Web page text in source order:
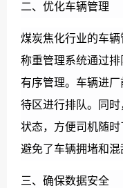
二、优化车辆管理
煤炭焦化行业的车
称重管理系统通过
有序管理。车辆进
待区进行排队。同
状态，方便司机随
避免了车辆拥堵和混
三、确保数据安全